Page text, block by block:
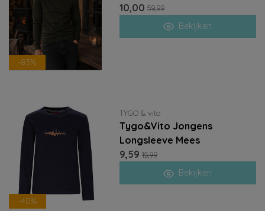
-83%
10,00 59,99
Bekijken
-40%
TYGO & vito
Tygo&Vito Jongens
Longsleeve Mees
9,59 15,99
Bekijken